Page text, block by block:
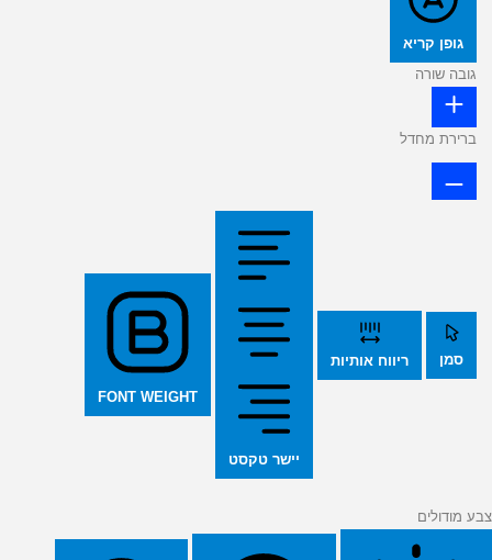
גופן קריא
גובה שורה
ברירת מחדל
סמן ריווח אותיות
יישר טקסט
FONT WEIGHT
צבע מודולים